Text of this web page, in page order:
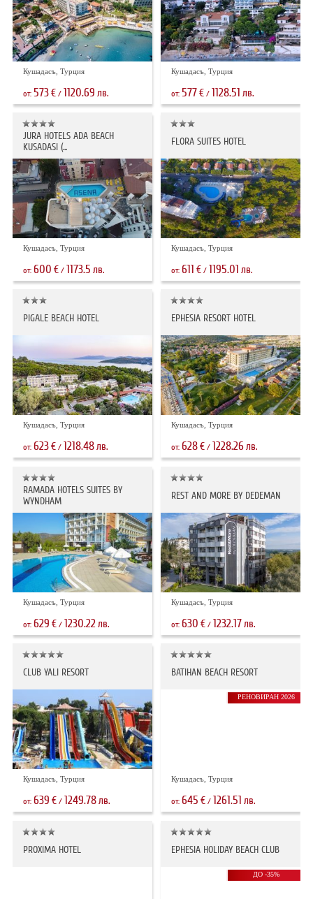
Кушадасъ, Турция
от: 573€/ 1120.69 лв.
Кушадасъ, Турция
от:577€ / 1128.51 лв.
JURA HOTELS ADA BEACH
KUSADASI (...
Кушадасъ, Турция
от: 600 €/ 1173.5 лв.
FLORA SUITES HOTEL
Кушадасъ, Турция
от:611 € / 1195.01 лв.
PIGALE BEACH HOTEL
Кушадасъ, Турция
от: 623€/ 1218.48лв.
EPHESIA RESORT HOTEL
Кушадасъ, Турция
от:628€ / 1228.26лв.
RAMADA HOTELS SUITES BY
WYNDHAM
Кушадасъ, Турция
от: 629 €/ 1230.22лв.
REST AND MORE BY DEDEMAN
Кушадасъ, Турция
от:630 € / 1232.17лв.
CLUB YALI RESORT
Кушадасъ, Турция
от: 639 €/ 1249.78лв.
BATIHAN BEACH RESORT
РЕНОВИРАН 2026
Кушадасъ, Турция
от:645 € / 1261.51 лв.
PROXIMA HOTEL EPHESIA HOLIDAY BEACH CLUB
ДО -35%